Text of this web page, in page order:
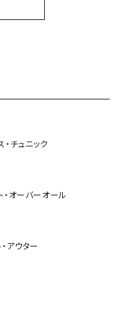
・チュニック
・オーバーオール
アウター